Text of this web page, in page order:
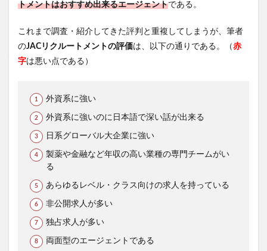
トメントはおすすめ出来るエージェントである。
これまで調査・紹介してきた評判と重複してしまうが、筆者
のJACリクルートメントの評価は、以下の通りである。（赤
字は悪い点である）
外資系に強い
外資系に強いのに日本語で深い話が出来る
日系グローバル大企業に強い
製薬や金融など年収の高い業種の専門チームがい
る
あらゆるレベル・クラス向けの求人を持っている
非公開求人が多い
独占求人が多い
両面型のエージェントである